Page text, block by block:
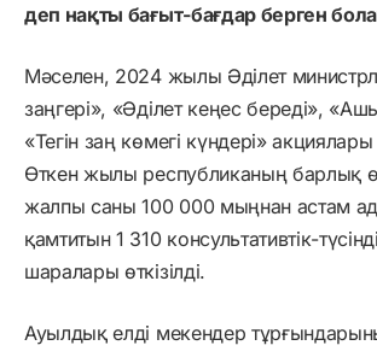
деп нақты бағыт-бағдар берген
Мәселен, 2024 жылы Әділет
заңгері», «Әділет кеңес береді»,
«Тегін заң көмегі күндері»
Өткен жылы республиканың барлық
жалпы саны 100 000 мыңнан астам
қамтитын 1 310 консультативтік-
шаралары өткізілді.
Ауылдық елді мекендер